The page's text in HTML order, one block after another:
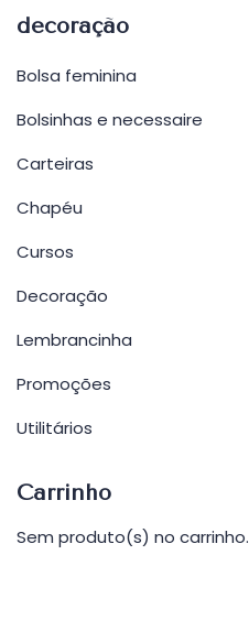
decoração
Bolsa feminina
Bolsinhas e necessaire
Carteiras
Chapéu
Cursos
Decoração
Lembrancinha
Promoções
Utilitários
Carrinho
Sem produto(s) no carrinho.